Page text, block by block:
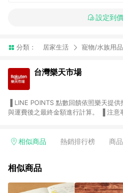
設定到
分類： 居家生活 寵物/水族用品
台灣樂天市場
與運費後之最終金額進行計算。 ▐ 注意事項 (1) 部分服務及店家
Smart mobile、神腦生活、JS巨盛、樂
台灣樂天市場，並在同一瀏覽器於24小
市場 45 天內完成訂單出貨及結帳，則不符
相似商品 熱銷排行榜 商
相似商品